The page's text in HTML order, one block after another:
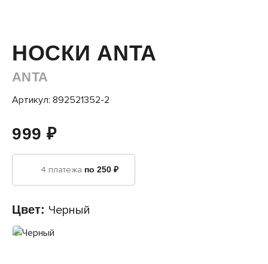
НОСКИ ANTA
ANTA
Артикул: 892521352-2
999 ₽
4 платежа по 250 ₽
Цвет: Черный